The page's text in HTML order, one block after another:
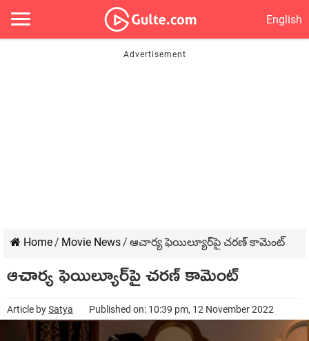
English
Home/ Movie News/ ఆచార్య ఫెయిల్యూర్‌పై చ‌ర‌ణ్ కామెంట్
ఆచార్య ఫెయిల్యూర్‌పై చ‌ర‌ణ్ కామెంట్
Article bySatya Published on: 10:39 pm, 12 November 2022